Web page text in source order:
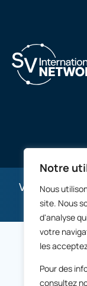
Notre
Nous
site. Nous
d'analyse
votre
les
Pour des
consultez
Ventes de